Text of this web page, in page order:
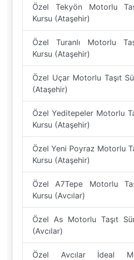
Özel Tekyön Motorlu
Kursu (Ataşehir)
Özel Turanlı Motorlu
Kursu (Ataşehir)
Özel Uçar Motorlu Taşıt
(Ataşehir)
Özel Yeditepeler Motorlu
Kursu (Ataşehir)
Özel Yeni Poyraz Motorlu
Kursu (Ataşehir)
Özel A7Tepe Motorlu
Kursu (Avcılar)
Özel As Motorlu Taşıt
(Avcılar)
Özel Avcılar İdeal